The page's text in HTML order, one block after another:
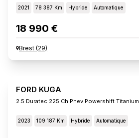
2021 78 387 Km Hybride Automatique
18 990 €
Brest (29)
FORD KUGA
2.5 Duratec 225 Ch Phev Powershift Titanium
2023 109 187 Km Hybride Automatique